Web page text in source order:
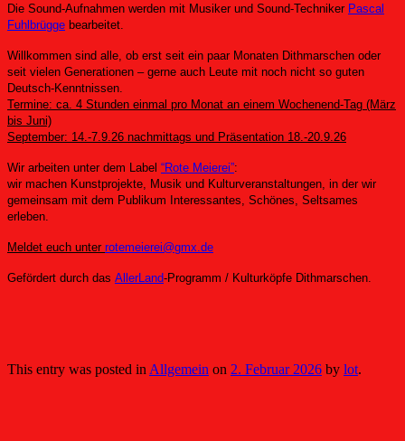
Die Sound-Aufnahmen werden mit Musiker und Sound-Techniker Pascal
Fuhlbrügge bearbeitet.
Willkommen sind alle, ob erst seit ein paar Monaten Dithmarschen oder
seit vielen Generationen – gerne auch Leute mit noch nicht so guten
Deutsch-Kenntnissen.
Termine: ca. 4 Stunden einmal pro Monat an einem Wochenend-Tag (März
bis Juni)
September: 14.-7.9.26 nachmittags und Präsentation 18.-20.9.26
Wir arbeiten unter dem Label “Rote Meierei”:
wir machen Kunstprojekte, Musik und Kulturveranstaltungen, in der wir
gemeinsam mit dem Publikum Interessantes, Schönes, Seltsames
erleben.
Meldet euch unter rotemeierei@gmx.de
Gefördert durch das AllerLand-Programm / Kulturköpfe Dithmarschen.
This entry was posted in Allgemein on 2. Februar 2026 by lot.